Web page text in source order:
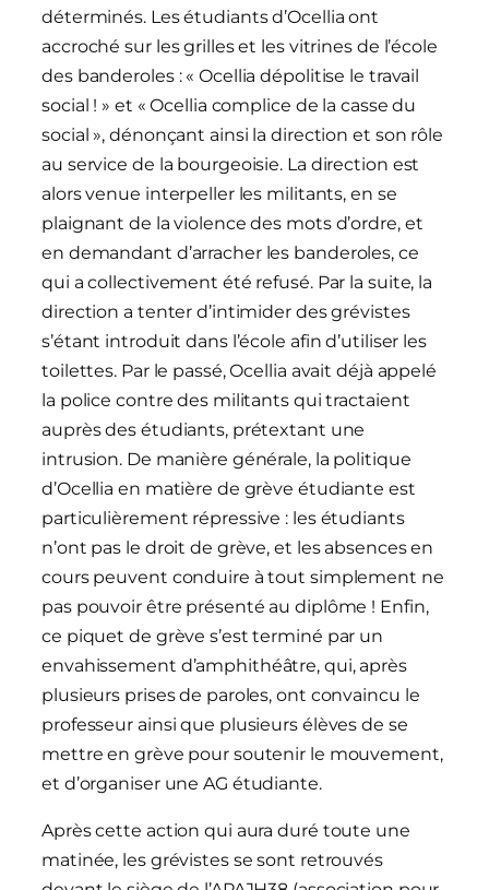
déterminés. Les étudiants d’Ocellia ont
accroché sur les grilles et les vitrines de l’école
des banderoles : « Ocellia dépolitise le travail
social ! » et « Ocellia complice de la casse du
social », dénonçant ainsi la direction et son rôle
au service de la bourgeoisie. La direction est
alors venue interpeller les militants, en se
plaignant de la violence des mots d’ordre, et
en demandant d’arracher les banderoles, ce
qui a collectivement été refusé. Par la suite, la
direction a tenter d’intimider des grévistes
s’étant introduit dans l’école afin d’utiliser les
toilettes. Par le passé, Ocellia avait déjà appelé
la police contre des militants qui tractaient
auprès des étudiants, prétextant une
intrusion. De manière générale, la politique
d’Ocellia en matière de grève étudiante est
particulièrement répressive : les étudiants
n’ont pas le droit de grève, et les absences en
cours peuvent conduire à tout simplement ne
pas pouvoir être présenté au diplôme ! Enfin,
ce piquet de grève s’est terminé par un
envahissement d’amphithéâtre, qui, après
plusieurs prises de paroles, ont convaincu le
professeur ainsi que plusieurs élèves de se
mettre en grève pour soutenir le mouvement,
et d’organiser une AG étudiante.
Après cette action qui aura duré toute une
matinée, les grévistes se sont retrouvés